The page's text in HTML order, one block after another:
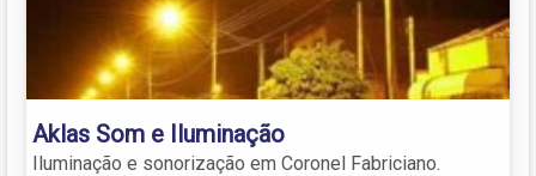
Aklas Som e Iluminação
Iluminação e sonorização em Coronel Fabriciano.